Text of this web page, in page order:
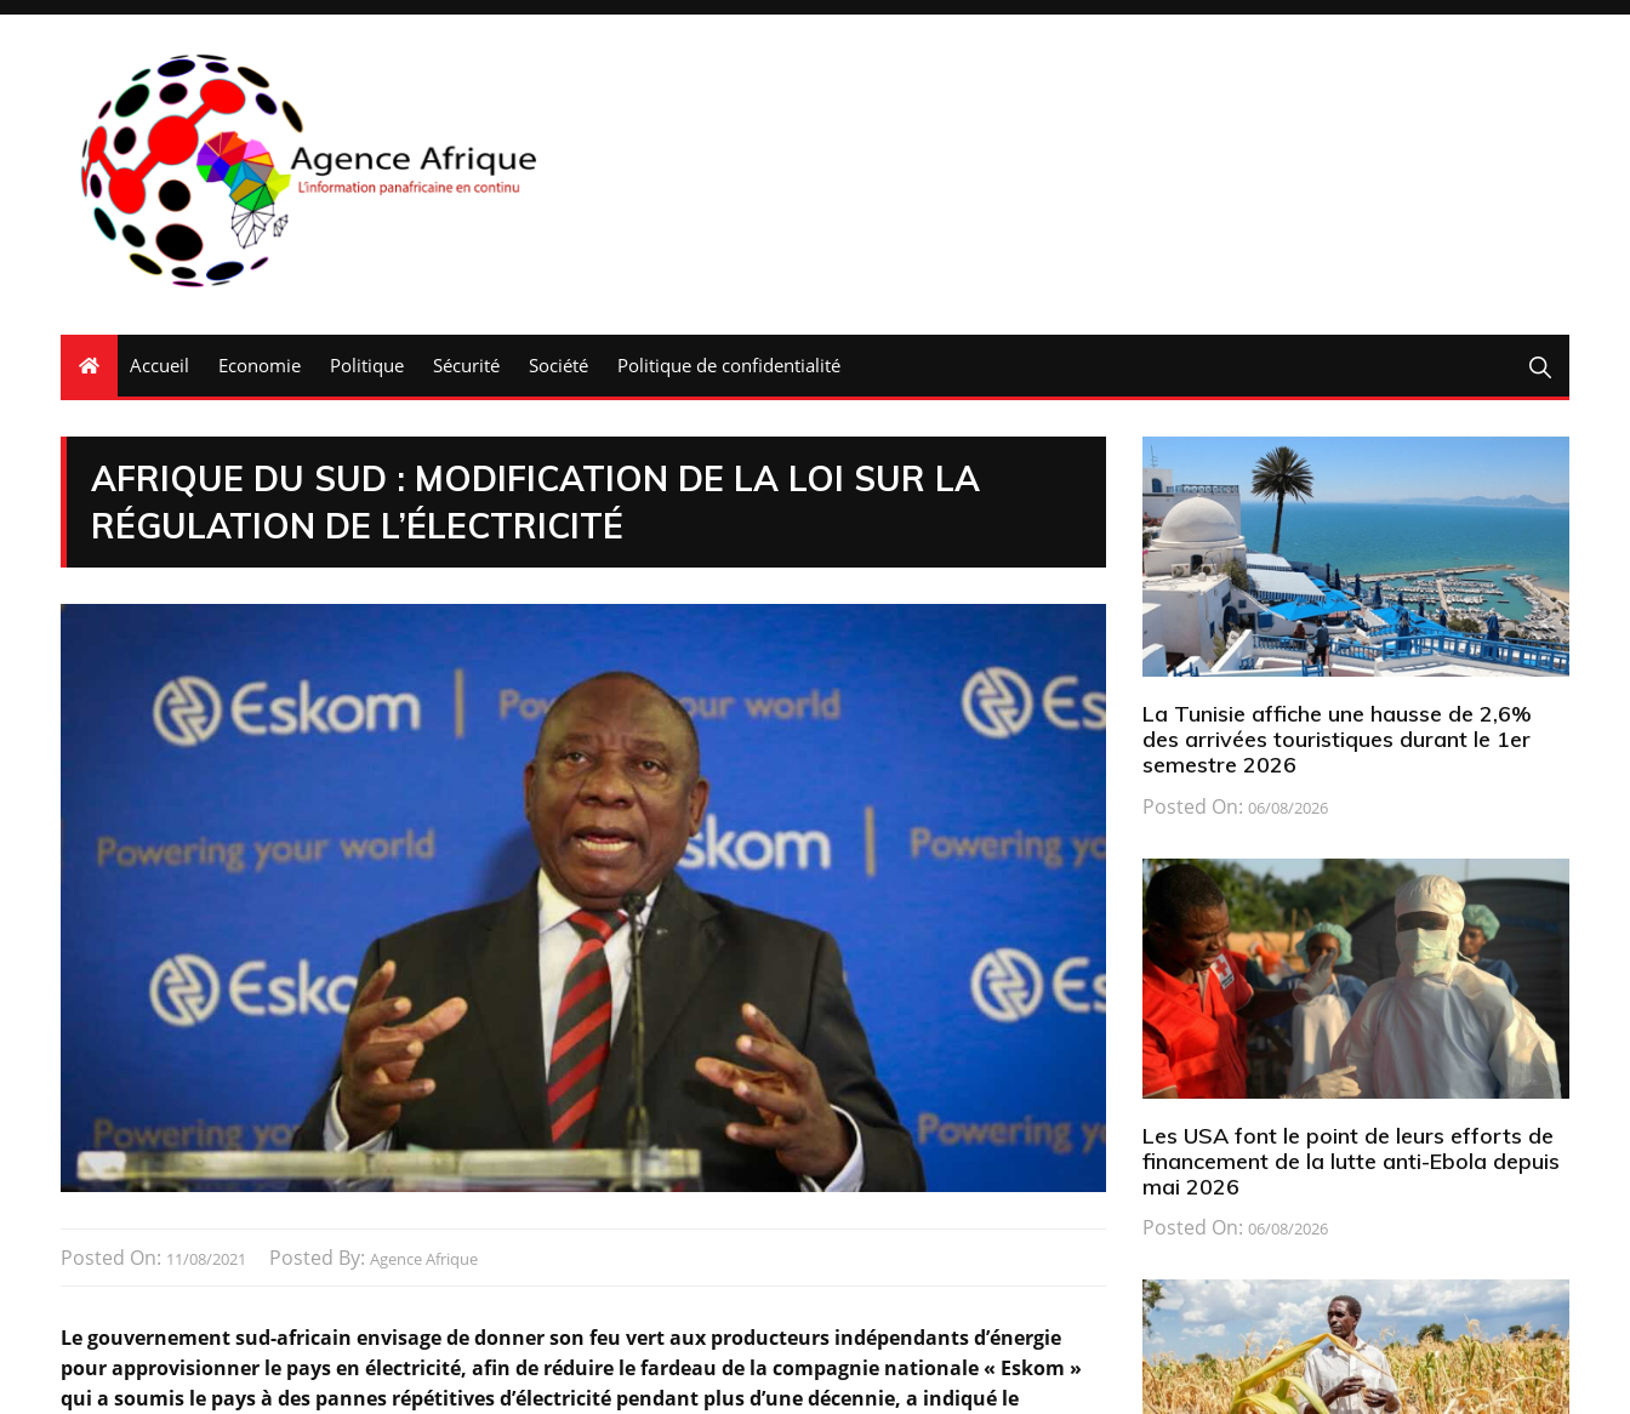
Accueil Economie Politique Sécurité Société Politique de confidentialité
AFRIQUE DU SUD : MODIFICATION DE LA LOI SUR LA
RÉGULATION DE L’ÉLECTRICITÉ
Posted On: 11/08/2021 Posted By: Agence Afrique
Le gouvernement sud-africain envisage de donner son feu vert aux producteurs indépendants d’énergie
pour approvisionner le pays en électricité, afin de réduire le fardeau de la compagnie nationale « Eskom »
qui a soumis le pays à des pannes répétitives d’électricité pendant plus d’une décennie, a indiqué le
La Tunisie affiche une hausse de 2,6%
des arrivées touristiques durant le 1er
semestre 2026
Posted On: 06/08/2026
Les USA font le point de leurs efforts de
financement de la lutte anti-Ebola depuis
mai 2026
Posted On: 06/08/2026